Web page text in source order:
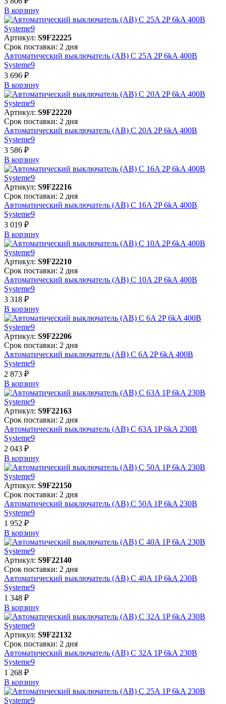
В корзинy
Артикул: S9F22225
Срок поставки: 2 дня
Автоматический выключатель (АВ) C 25A 2P 6kA 400В
Systeme9
3 696 ₽
В корзинy
Артикул: S9F22220
Срок поставки: 2 дня
Автоматический выключатель (АВ) C 20A 2P 6kA 400В
Systeme9
3 586 ₽
В корзинy
Артикул: S9F22216
Срок поставки: 2 дня
Автоматический выключатель (АВ) C 16A 2P 6kA 400В
Systeme9
3 019 ₽
В корзинy
Артикул: S9F22210
Срок поставки: 2 дня
Автоматический выключатель (АВ) C 10A 2P 6kA 400В
Systeme9
3 318 ₽
В корзинy
Артикул: S9F22206
Срок поставки: 2 дня
Автоматический выключатель (АВ) C 6A 2P 6kA 400В
Systeme9
2 873 ₽
В корзинy
Артикул: S9F22163
Срок поставки: 2 дня
Автоматический выключатель (АВ) C 63A 1P 6kA 230В
Systeme9
2 043 ₽
В корзинy
Артикул: S9F22150
Срок поставки: 2 дня
Автоматический выключатель (АВ) C 50A 1P 6kA 230В
Systeme9
1 952 ₽
В корзинy
Артикул: S9F22140
Срок поставки: 2 дня
Автоматический выключатель (АВ) C 40A 1P 6kA 230В
Systeme9
1 348 ₽
В корзинy
Артикул: S9F22132
Срок поставки: 2 дня
Автоматический выключатель (АВ) C 32A 1P 6kA 230В
Systeme9
1 268 ₽
В корзинy